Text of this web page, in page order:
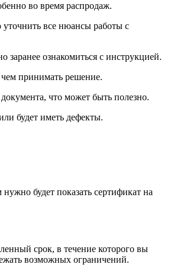
во время распродаж.
все нюансы работы с
заранее ознакомиться с инструкцией.
принимать решение.
что может быть полезно.
будет иметь дефекты.
будет показать сертификат на
срок, в течение которого вы
возможных ограничений.